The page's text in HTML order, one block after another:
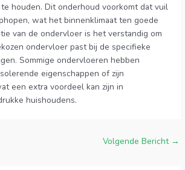
houden. Dit onderhoud voorkomt dat vuil
wat het binnenklimaat ten goede
van de ondervloer is het verstandig om
ondervloer past bij de specifieke
Sommige ondervloeren hebben
eigenschappen of zijn
een extra voordeel kan zijn in
huishoudens.
Volgende Bericht →